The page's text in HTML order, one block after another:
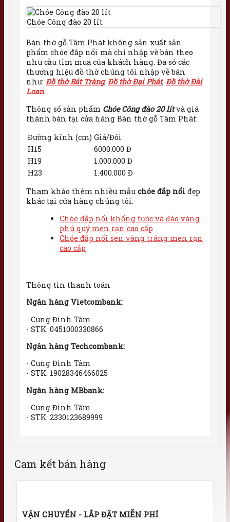
Chóe Công đào 20 lít
Bàn thờ gỗ Tâm Phát không sản xuất sản
phẩm chóe đắp nổi mà chỉ nhập về bán theo
nhu cầu tìm mua của khách hàng. Đa số các
thương hiệu đồ thờ chúng tôi nhập về bán
như: Đồ thờ Bát Tràng, Đồ thờ Đại Phát, Đồ thờ Đài
Loan…
Thông số sản phẩm Chóe Công đào 20 lítvà giá
thành bán tại cửa hàng Bàn thờ gỗ Tâm Phát:
Đường kính (cm) Giá/Đôi
H15
6000.000 Đ
H19
1.000.000 Đ
H23
1.400.000 Đ
Tham khảo thêm nhiều mẫu chóe đắp nổi đẹp
khác tại cửa hàng chúng tôi:
Chóe đắp nổi khổng tước và đào vàng
phú quý men rạn cao cấp
Chóe đắp nổi sen vàng tráng men rạn
cao cấp
Thông tin thanh toán
Ngân hàng Vietcombank:
- Cung Đình Tâm
- STK: 0451000330866
Ngân hàng Techcombank:
- Cung Đình Tâm
- STK: 19028346466025
Ngân hàng MBbank:
- Cung Đình Tâm
- STK: 2330123689999
Cam kết bán hàng
VẬN CHUYỂN - LẮP ĐẶT MIỄN PHÍ